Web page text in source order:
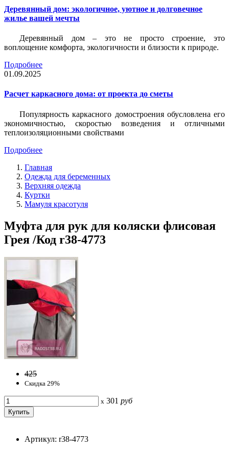
Деревянный дом: экологичное, уютное и долговечное
жилье вашей мечты
Деревянный дом – это не просто строение, это
воплощение комфорта, экологичности и близости к природе.
Подробнее
01.09.2025
Расчет каркасного дома: от проекта до сметы
Популярность каркасного домостроения обусловлена его
экономичностью, скоростью возведения и отличными
теплоизоляционными свойствами
Подробнее
Главная
Одежда для беременных
Верхняя одежда
Куртки
Мамуля красотуля
Муфта для рук для коляски флисовая
Грея /Код r38-4773
425
Скидка 29%
x 301 руб
Артикул: r38-4773